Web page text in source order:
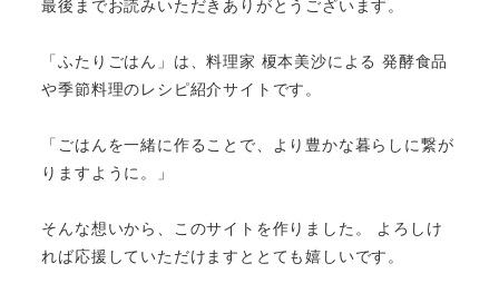
最後までお読みいただきありがとうございます。
「ふたりごはん」は、料理家 榎本美沙による 発酵食品
や季節料理のレシピ紹介サイトです。
「ごはんを一緒に作ることで、より豊かな暮らしに繋が
りますように。」
そんな想いから、このサイトを作りました。 よろしけ
れば応援していただけますととても嬉しいです。